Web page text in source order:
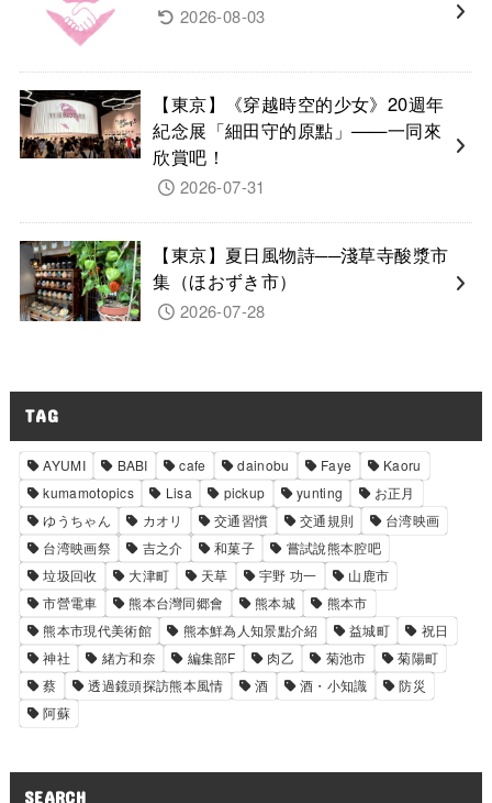
2026-08-03
【東京】《穿越時空的少女》20週年
紀念展「細田守的原點」——一同來
欣賞吧！
2026-07-31
【東京】夏日風物詩──淺草寺酸漿市
集（ほおずき市）
2026-07-28
TAG
AYUMI BABI cafe dainobu Faye
Kaoru
kumamotopics
Lisa pickup yunting
お正月
ゆうちゃん
カオリ 交通習慣 交通規則
台湾映画
台湾映画祭
吉之介 和菓子
嘗試說熊本腔吧
垃圾回收
大津町 天草 宇野 功一
山鹿市
市營電車
熊本台灣同郷會 熊本城
熊本市
熊本市現代美術館
熊本鮮為人知景點介紹 益城町
祝日
神社
緒方和奈 編集部F 肉乙 菊池市
菊陽町
蔡
透過鏡頭探訪熊本風情 酒 酒・小知識
防災
阿蘇
SEARCH